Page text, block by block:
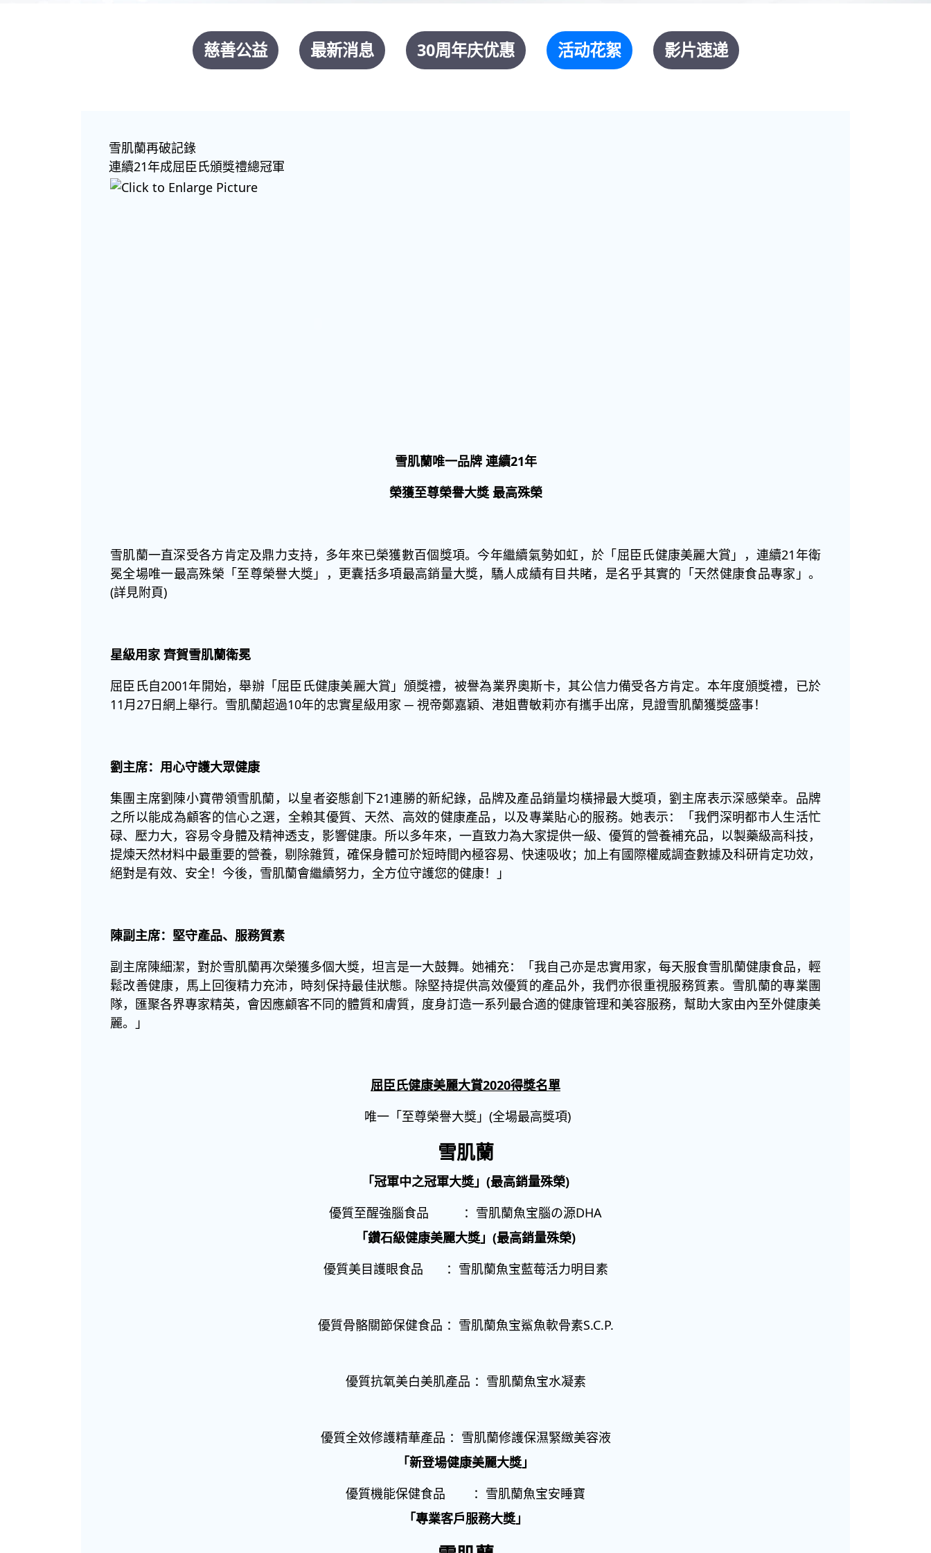
慈善公益 最新消息 30周年庆优惠 活动花絮 影片速递
雪肌蘭再破記錄
連續21年成屈臣氏頒獎禮總冠軍
雪肌蘭唯一品牌 連續21年
榮獲至尊榮譽大獎 最高殊榮
雪肌蘭一直深受各方肯定及鼎力支持，多年來已榮獲數百個獎項。今年繼續氣勢如虹，於「屈臣氏健康美麗大賞」，連續21年衛
冕全場唯一最高殊榮「至尊榮譽大獎」，更囊括多項最高銷量大獎，驕人成績有目共睹，是名乎其實的「天然健康食品專家」。
(詳見附頁)
星級用家 齊賀雪肌蘭衛冕
屈臣氏自2001年開始，舉辦「屈臣氏健康美麗大賞」頒獎禮，被譽為業界奧斯卡，其公信力備受各方肯定。本年度頒獎禮，已於
11月27日網上舉行。雪肌蘭超過10年的忠實星級用家 ─ 視帝鄭嘉穎、港姐曹敏莉亦有攜手出席，見證雪肌蘭獲獎盛事！
劉主席：用心守護大眾健康
集團主席劉陳小寶帶領雪肌蘭，以皇者姿態創下21連勝的新紀錄，品牌及產品銷量均橫掃最大獎項，劉主席表示深感榮幸。品牌
之所以能成為顧客的信心之選，全賴其優質、天然、高效的健康產品，以及專業貼心的服務。她表示：「我們深明都市人生活忙
碌、壓力大，容易令身體及精神透支，影響健康。所以多年來，一直致力為大家提供一級、優質的營養補充品，以製藥級高科技，
提煉天然材料中最重要的營養，剔除雜質，確保身體可於短時間內極容易、快速吸收；加上有國際權威調查數據及科研肯定功效，
絕對是有效、安全！今後，雪肌蘭會繼續努力，全方位守護您的健康！」
陳副主席：堅守產品、服務質素
副主席陳細潔，對於雪肌蘭再次榮獲多個大獎，坦言是一大鼓舞。她補充：「我自己亦是忠實用家，每天服食雪肌蘭健康食品，輕
鬆改善健康，馬上回復精力充沛，時刻保持最佳狀態。除堅持提供高效優質的產品外，我們亦很重視服務質素。雪肌蘭的專業團
隊，匯聚各界專家精英，會因應顧客不同的體質和膚質，度身訂造一系列最合適的健康管理和美容服務，幫助大家由內至外健康美
麗。」
屈臣氏健康美麗大賞2020得獎名單
唯一「至尊榮譽大獎」(全場最高獎項)
雪肌蘭
「冠軍中之冠軍大獎」(最高銷量殊榮)
優質至醒強腦食品 ：雪肌蘭魚宝腦の源DHA
「鑽石級健康美麗大獎」(最高銷量殊榮)
優質美目護眼食品 ：雪肌蘭魚宝藍莓活力明目素
優質骨骼關節保健食品 ：雪肌蘭魚宝鯊魚軟骨素S.C.P.
優質抗氧美白美肌產品 ：雪肌蘭魚宝水凝素
優質全效修護精華產品 ：雪肌蘭修護保濕緊緻美容液
「新登場健康美麗大獎」
優質機能保健食品 ：雪肌蘭魚宝安睡寶
「專業客戶服務大獎」